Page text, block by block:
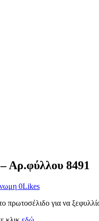
Αρ.φύλλου 8491
0Likes
πρωτοσέλιδο για να